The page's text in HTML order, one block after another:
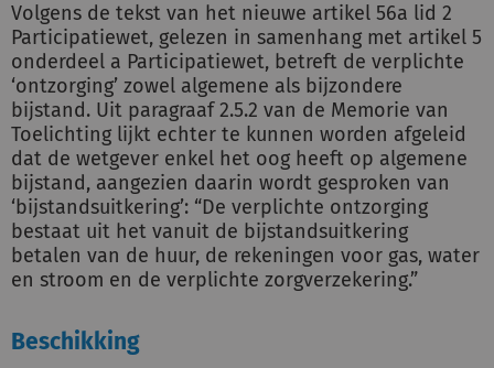
Volgens de tekst van het nieuwe artikel 56a lid 2
Participatiewet, gelezen in samenhang met artikel 5
onderdeel a Participatiewet, betreft de verplichte
‘ontzorging’ zowel algemene als bijzondere
bijstand. Uit paragraaf 2.5.2 van de Memorie van
Toelichting lijkt echter te kunnen worden afgeleid
dat de wetgever enkel het oog heeft op algemene
bijstand, aangezien daarin wordt gesproken van
‘bijstandsuitkering’: “De verplichte ontzorging
bestaat uit het vanuit de bijstandsuitkering
betalen van de huur, de rekeningen voor gas, water
en stroom en de verplichte zorgverzekering.”
Beschikking